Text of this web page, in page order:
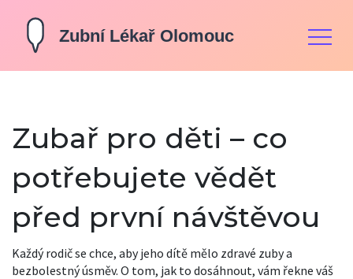
Zubař pro děti – co
potřebujete vědět
před první návštěvou
Každý rodič se chce, aby jeho dítě mělo zdravé zuby a
bezbolestný úsměv. O tom, jak to dosáhnout, vám řekne váš